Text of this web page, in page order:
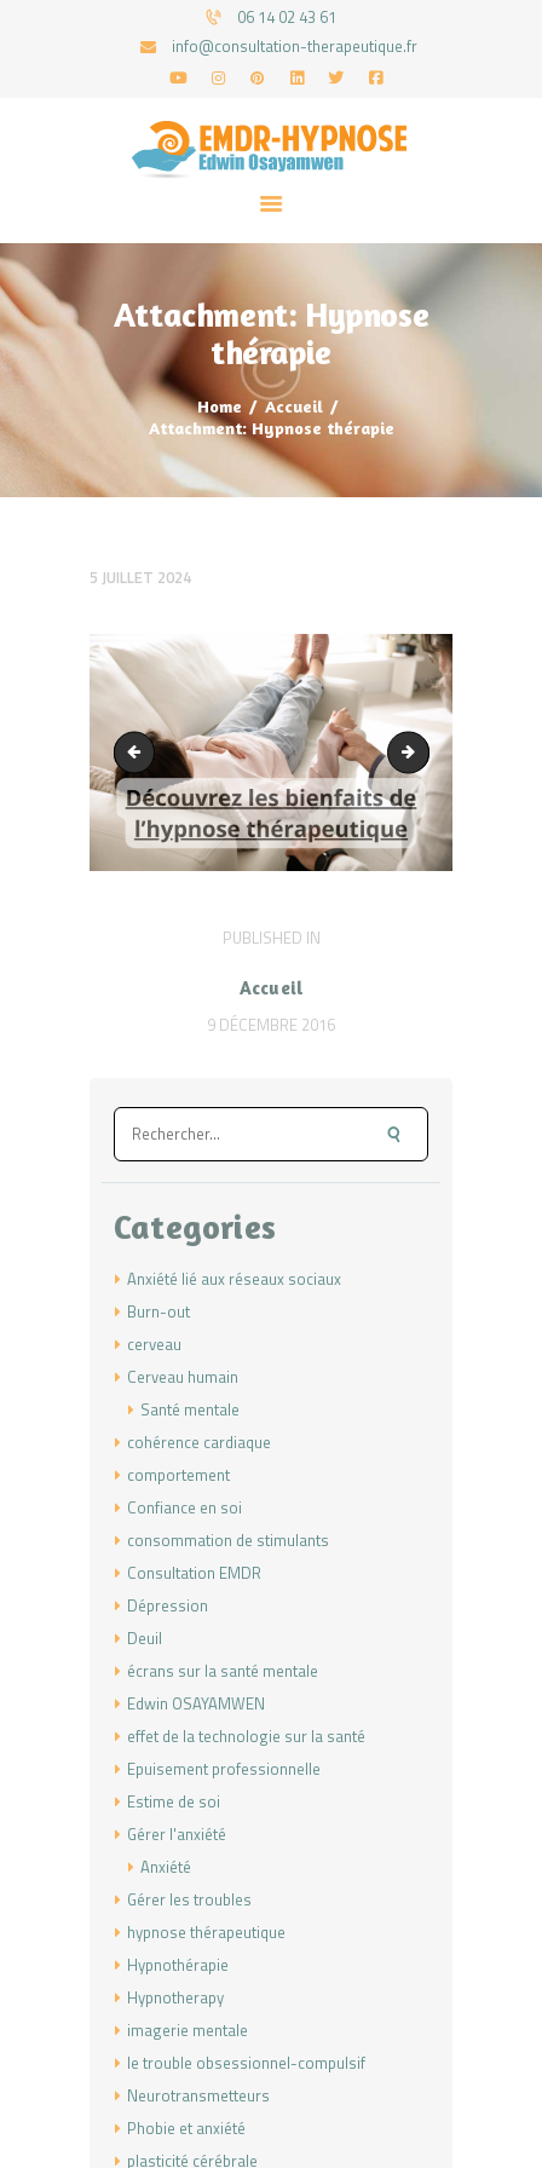
06 14 02 43 61
info@consultation-therapeutique.fr
Attachment: Hypnose
thérapie
Home
Accueil
Attachment: Hypnose thérapie
ACCUEIL
MON APPROCHE
ARTICLES
CONSULTATIONS
PRENEZ UN RDV
5 JUILLET 2024
Consultation psy la psychologie
NavigationPUBLISHED IN
Accueil
9 DÉCEMBRE 2016
Rechercher :
Categories
Anxiété lié aux réseaux sociaux
Burn-out
cerveau
Cerveau humain
Santé mentale
cohérence cardiaque
comportement
Confiance en soi
consommation de stimulants
Consultation EMDR
Dépression
Deuil
écrans sur la santé mentale
Edwin OSAYAMWEN
effet de la technologie sur la santé
Epuisement professionnelle
Estime de soi
Gérer l'anxiété
Anxiété
Gérer les troubles
hypnose thérapeutique
Hypnothérapie
Hypnotherapy
imagerie mentale
le trouble obsessionnel-compulsif
Neurotransmetteurs
Phobie et anxiété
plasticité cérébrale